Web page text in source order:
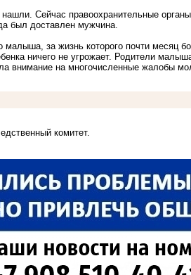
нашли. Сейчас правоохранительные
был доставлен мужчина.
малыша , за жизнь которого почти месяц
ничего не угрожает. Родители
внимание на многочисленные жалобы
комитет.